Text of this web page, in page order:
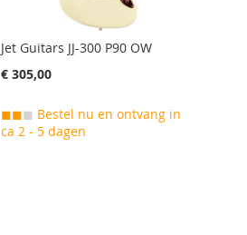
Jet Guitars JJ-300 P90 OW
€ 305,00
◼◼◼ Bestel nu en ontvang in
ca 2 - 5 dagen